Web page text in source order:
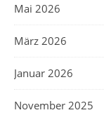
Mai 2026
März 2026
Januar 2026
November 2025